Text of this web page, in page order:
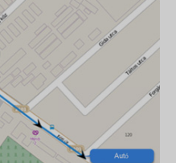
litsents lauaarvutile
on vajalik aktiivne